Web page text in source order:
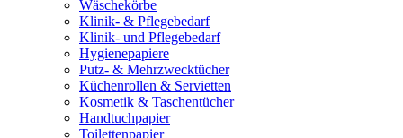
Wäschekörbe
Klinik- & Pflegebedarf
Klinik- und Pflegebedarf
Hygienepapiere
Putz- & Mehrzwecktücher
Küchenrollen & Servietten
Kosmetik & Taschentücher
Handtuchpapier
Toilettenpapier